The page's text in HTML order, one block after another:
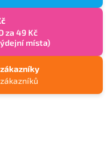
za 49 Kč
místa)